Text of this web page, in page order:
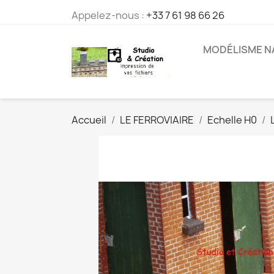
Appelez-nous : +33 7 61 98 66 26
MODÉLISME
Accueil LE FERROVIAIRE Echelle H0